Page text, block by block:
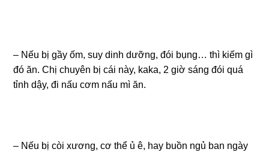
– Nếu bị gầy ốm, suy dinh dưỡng, đói bụng… thì kiếm gì
đó ăn. Chị chuyên bị cái này, kaka, 2 giờ sáng đói quá
tỉnh dậy, đi nấu cơm nấu mì ăn.
– Nếu bị còi xương, cơ thể ủ ê, hay buồn ngủ ban ngày